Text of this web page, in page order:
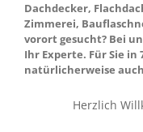
Dachdecker,
Zimmerei,
vorort gesucht? Bei
Ihr Experte. Für Sie in
natürlicherweise
Herzlich